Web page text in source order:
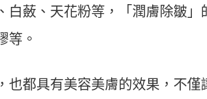
白蘞、天花粉等，「潤膚除皺」
等。
也都具有美容美膚的效果，不僅